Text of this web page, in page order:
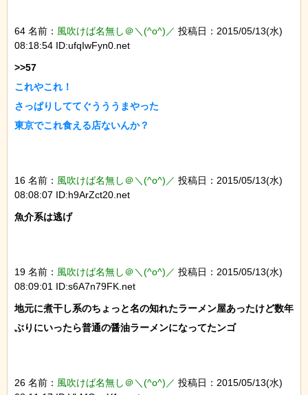
64 名前： 風吹けば名無し＠＼(^o^)／ 投稿日：2015/05/13(水)
08:18:54 ID:ufqIwFyn0.net
これやこれ！
さっぱりしててぐうううまやった
東京でこれ食える店ないんか？
16 名前： 風吹けば名無し＠＼(^o^)／ 投稿日：2015/05/13(水)
08:08:07 ID:h9ArZct20.net
魚介系は逃げ
19 名前： 風吹けば名無し＠＼(^o^)／ 投稿日：2015/05/13(水)
08:09:01 ID:s6A7n79FK.net
地元に煮干し系のちょっと名の知れたラーメン屋あったけど数年
ぶりにいったら普通の醤油ラーメンになってたンゴ
26 名前： 風吹けば名無し＠＼(^o^)／ 投稿日：2015/05/13(水)